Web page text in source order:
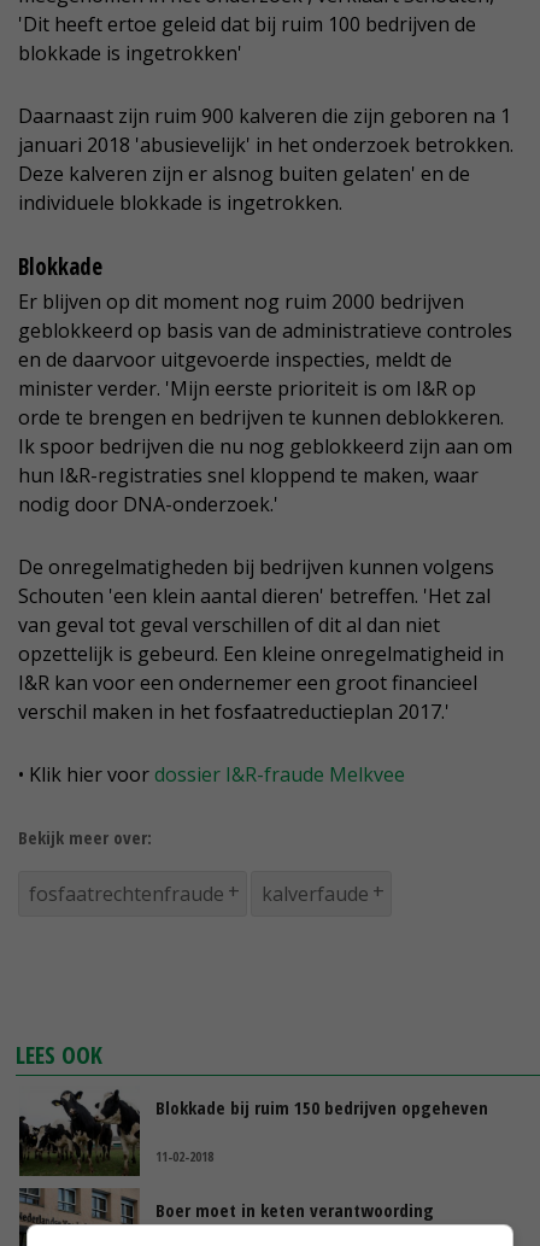
'Dit heeft ertoe geleid dat bij ruim 100 bedrijven de
blokkade is ingetrokken'
Daarnaast zijn ruim 900 kalveren die zijn geboren na 1
januari 2018 'abusievelijk' in het onderzoek betrokken.
Deze kalveren zijn er alsnog buiten gelaten' en de
individuele blokkade is ingetrokken.
Blokkade
Er blijven op dit moment nog ruim 2000 bedrijven
geblokkeerd op basis van de administratieve controles
en de daarvoor uitgevoerde inspecties, meldt de
minister verder. 'Mijn eerste prioriteit is om I&R op
orde te brengen en bedrijven te kunnen deblokkeren.
Ik spoor bedrijven die nu nog geblokkeerd zijn aan om
hun I&R-registraties snel kloppend te maken, waar
nodig door DNA-onderzoek.'
De onregelmatigheden bij bedrijven kunnen volgens
Schouten 'een klein aantal dieren' betreffen. 'Het zal
van geval tot geval verschillen of dit al dan niet
opzettelijk is gebeurd. Een kleine onregelmatigheid in
I&R kan voor een ondernemer een groot financieel
verschil maken in het fosfaatreductieplan 2017.'
• Klik hier voordossier I&R-fraude Melkvee
Bekijk meer over:
fosfaatrechtenfraude kalverfaude
LEES OOK
Blokkade bij ruim 150 bedrijven opgeheven
11-02-2018
Boer moet in keten verantwoording